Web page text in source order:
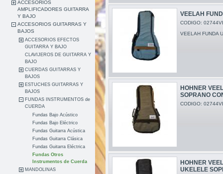
ACCESORIOS
AMPLIFICADORES GUITARRA
Y BAJO
ACCESORIOS GUITARRAS Y
BAJOS
ACCESORIOS EFECTOS
GUITARRA Y BAJO
CLAVIJEROS DE GUITARRA Y
BAJO
CUERDAS GUITARRAS Y
BAJOS
ESTUCHES GUITARRAS Y
BAJOS
FUNDAS INSTRUMENTOS de
CUERDA
Fundas Bajo Acústico
Fundas Bajo Eléctrico
Fundas Guitarra Acústica
Fundas Guitarra Clásica
Fundas Guitarra Eléctrica
Fundas Otros
Instrumentos de Cuerda
MANDOLINAS
VEELAH
CODIGO:
VEELAH FUNDA
HOHNER
SOPRANO
CODIGO:
HOHNER
UKELELE